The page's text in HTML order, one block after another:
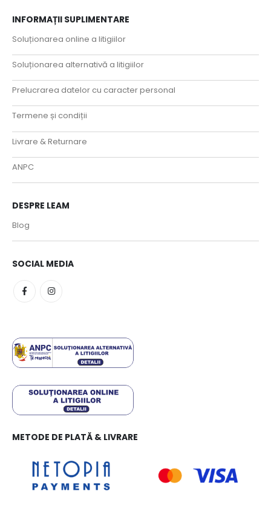
INFORMAȚII SUPLIMENTARE
Soluționarea online a litigiilor
Soluționarea alternativă a litigiilor
Prelucrarea datelor cu caracter personal
Termene și condiții
Livrare & Returnare
ANPC
DESPRE LEAM
Blog
SOCIAL MEDIA
METODE DE PLATĂ & LIVRARE